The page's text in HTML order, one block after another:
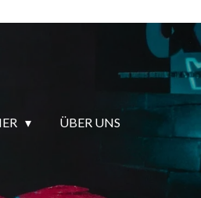
ÜBER UNS